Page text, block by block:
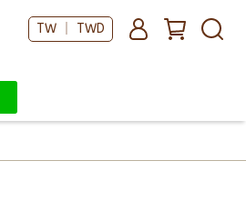
TW ｜ TWD